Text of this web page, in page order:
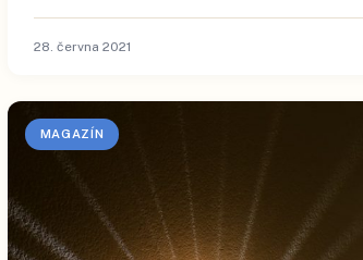
28. června 2021
MAGAZÍN